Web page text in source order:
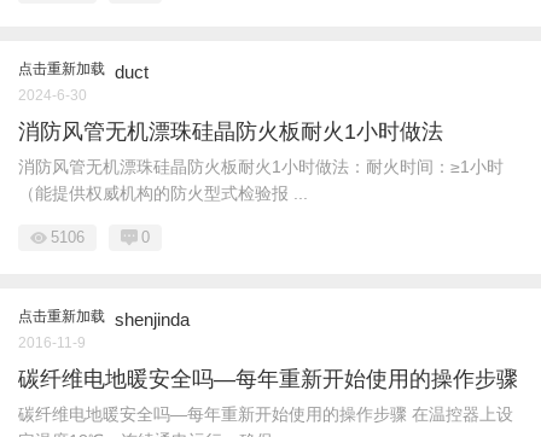
点击重新加载 duct
2024-6-30
消防风管无机漂珠硅晶防火板耐火1小时做法
消防风管无机漂珠硅晶防火板耐火1小时做法：耐火时间：≥1小时
（能提供权威机构的防火型式检验报 ...
5106 0
点击重新加载 shenjinda
2016-11-9
碳纤维电地暖安全吗—每年重新开始使用的操作步骤
碳纤维电地暖安全吗—每年重新开始使用的操作步骤 在温控器上设